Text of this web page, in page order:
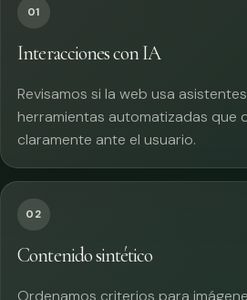
01
Interacciones con IA
Revisamos si la web usa
herramientas automatizadas que
claramente ante el usuario.
02
Contenido sintético
Ordenamos criterios para